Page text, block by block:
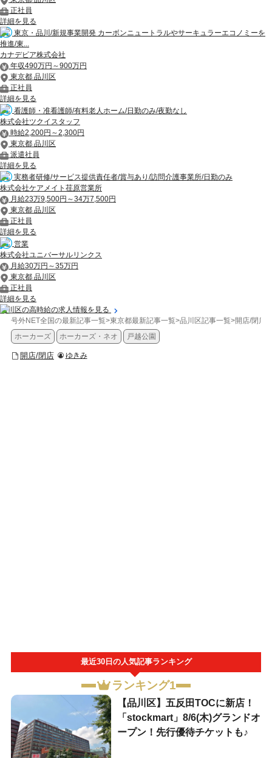
正社員
詳細を見る
東京・品川/新規事業開発 カーボンニュートラルやサーキュラーエコノミーを
推進/東...
カナデビア株式会社
年収490万円～900万円
東京都 品川区
正社員
詳細を見る
看護師・准看護師/有料老人ホーム/日勤のみ/夜勤なし
株式会社ツクイスタッフ
時給2,200円～2,300円
東京都 品川区
派遣社員
詳細を見る
実務者研修/サービス提供責任者/賞与あり/訪問介護事業所/日勤のみ
株式会社ケアメイト荏原営業所
月給23万9,500円～34万7,500円
東京都 品川区
正社員
詳細を見る
営業
株式会社ユニバーサルリンクス
月給30万円～35万円
東京都 品川区
正社員
詳細を見る
品川区の高時給の求人情報を見る
号外NET全国の最新記事一覧>東京都最新記事一覧>品川区記事一覧>開店/閉店
ホーカーズ
ホーカーズ・ネオ 戸越公園
開店/閉店 ゆきみ
最近30日の人気記事ランキング
ランキング1
【品川区】五反田TOCに新店！
「stockmart」8/6(木)グランドオ
ープン！先行優待チケットも♪